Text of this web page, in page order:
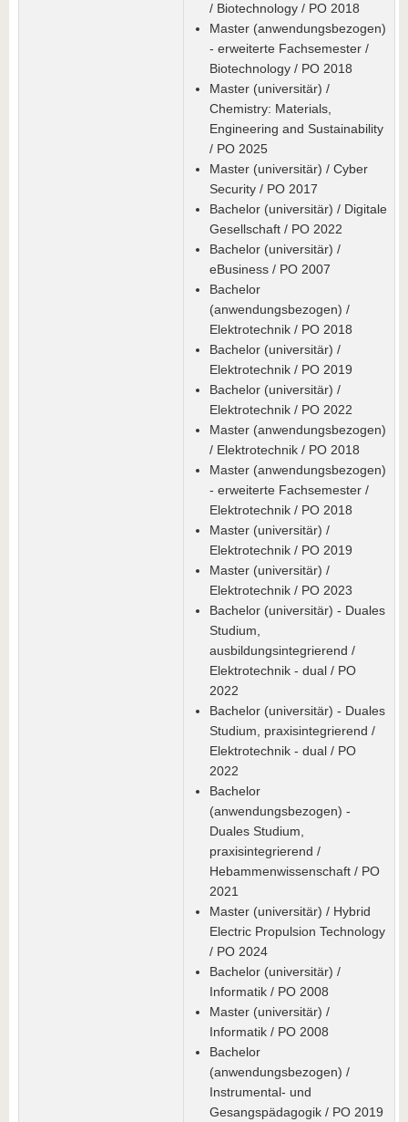
/ Biotechnology / PO 2018
Master (anwendungsbezogen)
- erweiterte Fachsemester /
Biotechnology / PO 2018
Master (universitär) /
Chemistry: Materials,
Engineering and Sustainability
/ PO 2025
Master (universitär) / Cyber
Security / PO 2017
Bachelor (universitär) / Digitale
Gesellschaft / PO 2022
Bachelor (universitär) /
eBusiness / PO 2007
Bachelor
(anwendungsbezogen) /
Elektrotechnik / PO 2018
Bachelor (universitär) /
Elektrotechnik / PO 2019
Bachelor (universitär) /
Elektrotechnik / PO 2022
Master (anwendungsbezogen)
/ Elektrotechnik / PO 2018
Master (anwendungsbezogen)
- erweiterte Fachsemester /
Elektrotechnik / PO 2018
Master (universitär) /
Elektrotechnik / PO 2019
Master (universitär) /
Elektrotechnik / PO 2023
Bachelor (universitär) - Duales
Studium,
ausbildungsintegrierend /
Elektrotechnik - dual / PO
2022
Bachelor (universitär) - Duales
Studium, praxisintegrierend /
Elektrotechnik - dual / PO
2022
Bachelor
(anwendungsbezogen) -
Duales Studium,
praxisintegrierend /
Hebammenwissenschaft / PO
2021
Master (universitär) / Hybrid
Electric Propulsion Technology
/ PO 2024
Bachelor (universitär) /
Informatik / PO 2008
Master (universitär) /
Informatik / PO 2008
Bachelor
(anwendungsbezogen) /
Instrumental- und
Gesangspädagogik / PO 2019